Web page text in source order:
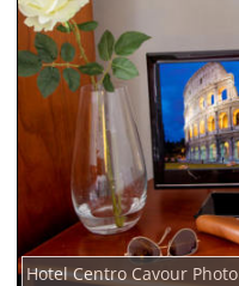
Hotel Centro Cavour Photo